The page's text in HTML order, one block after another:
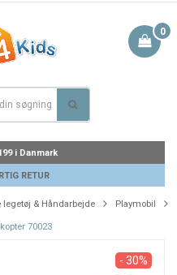
0
i Danmark
RETUR
& Håndarbejde Playmobil
70023
- 30%